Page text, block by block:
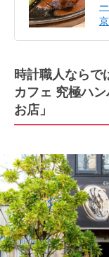
時計職人ならで
カフェ 究極ハ
お店」